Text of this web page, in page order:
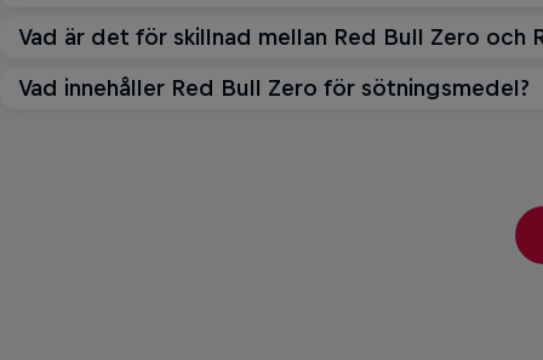
Huvudingredienserna i Red Bull Zero är koffein,
utbytt mot
Vad är det för skillnad mellan Red Bull Zero och
Red Bull Zero erbjuder konsumenten ett val
Se det fulla svaret
Vad innehåller Red Bull Zero för sötningsmedel?
Se det fulla svaret